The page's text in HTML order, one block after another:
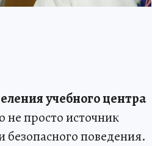
учебного центра
не просто источник
поведения.